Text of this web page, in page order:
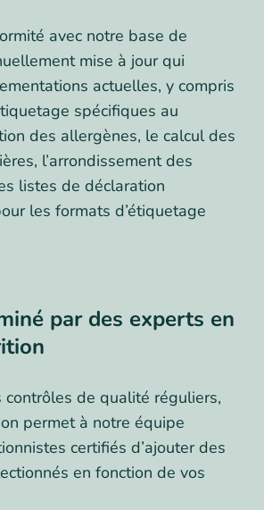
avec notre base de
mise à jour qui
actuelles, y compris
spécifiques au
des allergènes, le calcul des
l’arrondissement des
listes de déclaration
les formats d’étiquetage
par des experts en
contrôles de qualité réguliers,
permet à notre équipe
certifiés d’ajouter des
en fonction de vos